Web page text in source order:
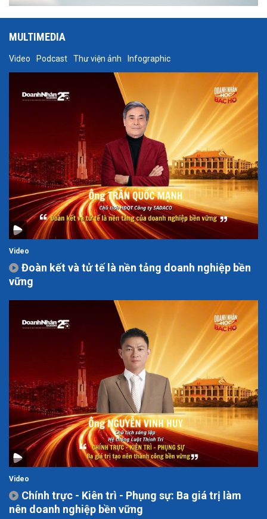
MULTIMEDIA
Video Podcast Thư viện ảnh Infographic
Video
Đoàn kết và tử tế là nền tảng doanh nghiệp bền
vững
Video
Chính trực - Kiên trì - Phụng sự: Ba giá trị làm
nên doanh nghiệp bền vững